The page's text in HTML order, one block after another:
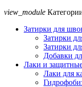
view_module
Затирки для
Затирки
Затирки
Добавки
Лаки и
Лаки для